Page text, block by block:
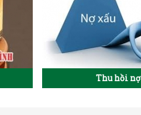
Thu hồi nợ